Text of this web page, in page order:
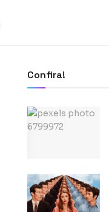
Confira!